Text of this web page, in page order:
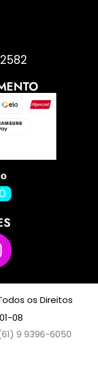
os Direitos
08
9 9396-6050